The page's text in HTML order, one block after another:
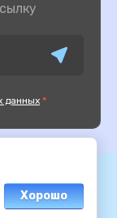
данных *
Хорошо